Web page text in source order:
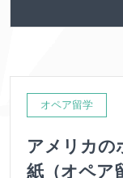
オペア留学
アメリカの
紙（オペア